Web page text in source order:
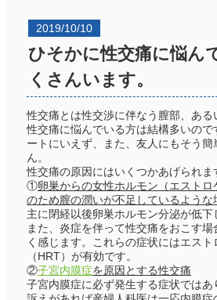
2019/10/10
ひそかに性交痛に悩ん
くさんいます。
性交痛とは性交渉に伴なう膣部、ある
性交痛に悩んでいる方は結構多いの
ートにいえず、また、友人にもそう
ん。
性交痛の原因にはいくつかあげられま
①卵巣からの女性ホルモン（エスト
のため膣の潤いが不足しているような
主に閉経以後卵巣ホルモン分泌が低下
また、炎症を伴って性交痛をおこす
く感じます。これらの症状にはエス
（HRT）が有効です。
②子宮内膜症を原因とする性交痛
子宮内膜症に必ず発生する症状では